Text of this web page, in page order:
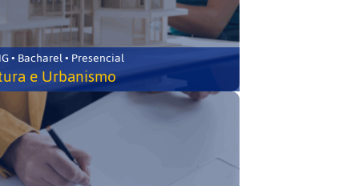
• Bacharel • Presencial
e Urbanismo